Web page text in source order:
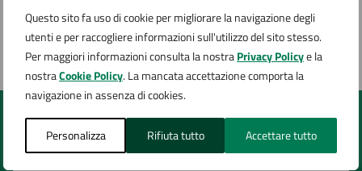
Questo sito fa uso di cookie per migliorare la navigazione degli
utenti e per raccogliere informazioni sull'utilizzo del sito stesso.
Per maggiori informazioni consulta la nostraPrivacy Policye la
nostraCookie Policy. La mancata accettazione comporta la
navigazione in assenza di cookies.
Personalizza Rifiuta tutto Accettare tutto
L'ufficio si trova al 1° piano
Quanto sono chiare le informazioni su questa
pagina?